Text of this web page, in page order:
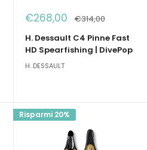
Prezzo
scontato
€268,00 Prezzo
€314,00
H. Dessault C4 Pinne Fast
HD Spearfishing | DivePop
H. DESSAULT
Risparmi 20%